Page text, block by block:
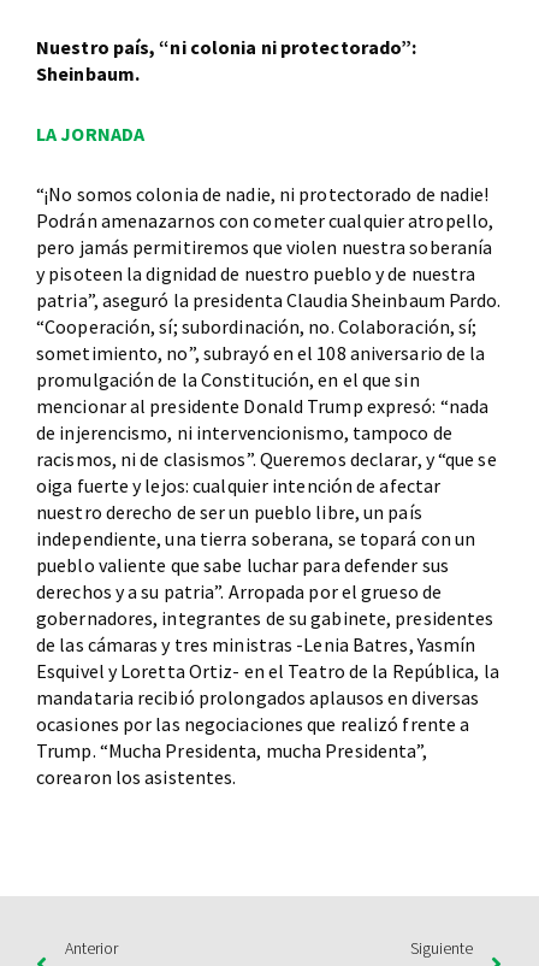
Nuestro país, “ni colonia ni protectorado”:
Sheinbaum.
LA JORNADA
“¡No somos colonia de nadie, ni protectorado de nadie!
Podrán amenazarnos con cometer cualquier atropello,
pero jamás permitiremos que violen nuestra soberanía
y pisoteen la dignidad de nuestro pueblo y de nuestra
patria”, aseguró la presidenta Claudia Sheinbaum Pardo.
“Cooperación, sí; subordinación, no. Colaboración, sí;
sometimiento, no”, subrayó en el 108 aniversario de la
promulgación de la Constitución, en el que sin
mencionar al presidente Donald Trump expresó: “nada
de injerencismo, ni intervencionismo, tampoco de
racismos, ni de clasismos”. Queremos declarar, y “que se
oiga fuerte y lejos: cualquier intención de afectar
nuestro derecho de ser un pueblo libre, un país
independiente, una tierra soberana, se topará con un
pueblo valiente que sabe luchar para defender sus
derechos y a su patria”. Arropada por el grueso de
gobernadores, integrantes de su gabinete, presidentes
de las cámaras y tres ministras -Lenia Batres, Yasmín
Esquivel y Loretta Ortiz- en el Teatro de la República, la
mandataria recibió prolongados aplausos en diversas
ocasiones por las negociaciones que realizó frente a
Trump. “Mucha Presidenta, mucha Presidenta”,
corearon los asistentes.
Anterior Siguiente